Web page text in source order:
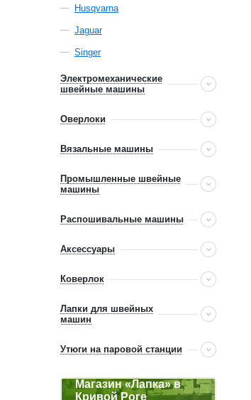
Husqvarna
Jaguar
Singer
Электромеханические
швейные машины
Оверлоки
Вязальные машины
Промышленные швейные
машины
Распошивальные машины
Аксессуары
Коверлок
Лапки для швейных
машин
Утюги на паровой станции
Магазин «Лапка» в
Кривой Роге